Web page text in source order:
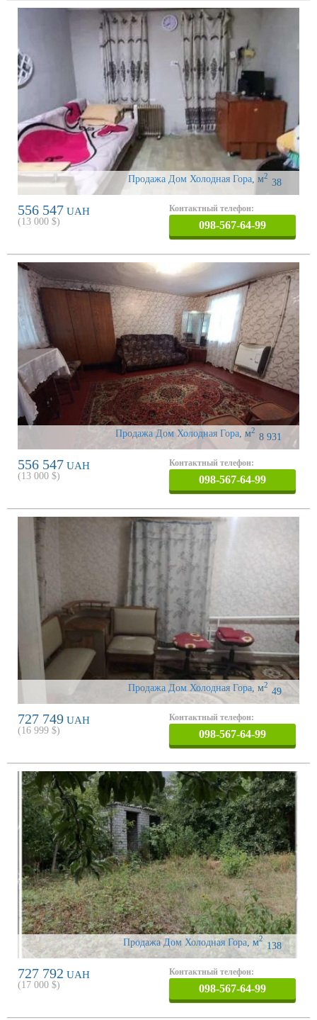
Продажа Дом Холодная Гора, 38
м2
556 547 UAH
(13 000 $)
Контактный телефон:
098-567-64-99
Продажа Дом Холодная Гора, 8 931
м2
556 547 UAH
(13 000 $)
Контактный телефон:
098-567-64-99
Продажа Дом Холодная Гора 49
м2
727 749 UAH
(16 999 $)
Контактный телефон:
098-567-64-99
Продажа Дом Холодная Гора 138
м2
727 792 UAH
(17 000 $)
Контактный телефон:
098-567-64-99